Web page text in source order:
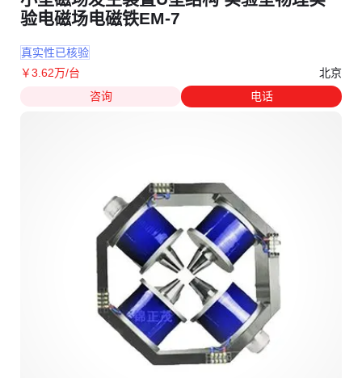
验电磁场电磁铁EM-7
真实性已核验
￥3 .62万/台
北京
咨询
电话